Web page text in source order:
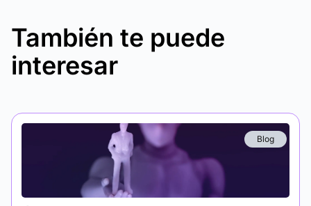
También te puede
interesar
Blog